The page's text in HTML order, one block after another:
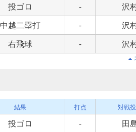
投ゴロ -
沢
中越二塁打 -
沢
右飛球 - 沢
結果 打点 対戦
投ゴロ -
田